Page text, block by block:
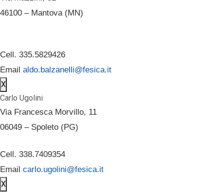
46100 – Mantova (MN)
Cell. 335.5829426
Email aldo.balzanelli@fesica.it
X
Carlo Ugolini
Via Francesca Morvillo, 11
06049 – Spoleto (PG)
Cell. 338.7409354
Email carlo.ugolini@fesica.it
X